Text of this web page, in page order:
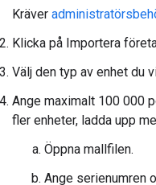
Kräver
Klicka på Importera
Välj den typ av enhet du
Ange maximalt 100 000
fler enheter, ladda upp
Öppna mallfilen.
Ange serienumren